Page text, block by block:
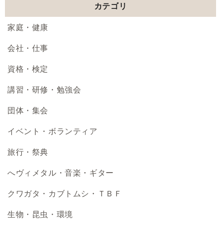
カテゴリ
家庭・健康
会社・仕事
資格・検定
講習・研修・勉強会
団体・集会
イベント・ボランティア
旅行・祭典
へヴィメタル・音楽・ギター
クワガタ・カブトムシ・ＴＢＦ
生物・昆虫・環境